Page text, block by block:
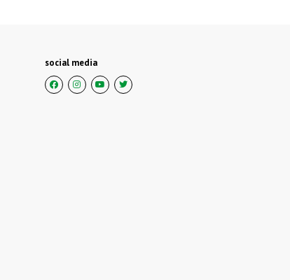
social media